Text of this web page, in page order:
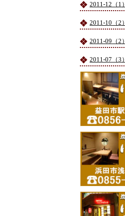
2011-12（1）
2011-10（2）
2011-09（2）
2011-07（3）